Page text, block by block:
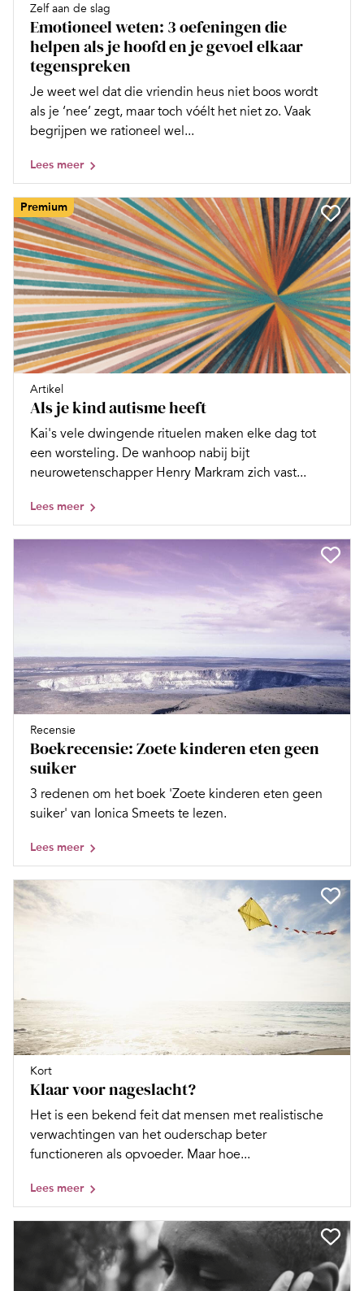
Zelf aan de slag
Emotioneel weten: 3 oefeningen die
helpen als je hoofd en je gevoel elkaar
tegenspreken
Je weet wel dat die vriendin heus niet boos wordt
als je ‘nee’ zegt, maar toch vóélt het niet zo. Vaak
begrijpen we rationeel wel...
Lees meer
Premium
Artikel
Als je kind autisme heeft
Kai's vele dwingende rituelen maken elke dag tot
een worsteling. De wanhoop nabij bijt
neurowetenschapper Henry Markram zich vast...
Lees meer
Recensie
Boekrecensie: Zoete kinderen eten geen
suiker
3 redenen om het boek 'Zoete kinderen eten geen
suiker' van Ionica Smeets te lezen.
Lees meer
Kort
Klaar voor nageslacht?
Het is een bekend feit dat mensen met realistische
verwachtingen van het ouderschap beter
functioneren als opvoeder. Maar hoe...
Lees meer